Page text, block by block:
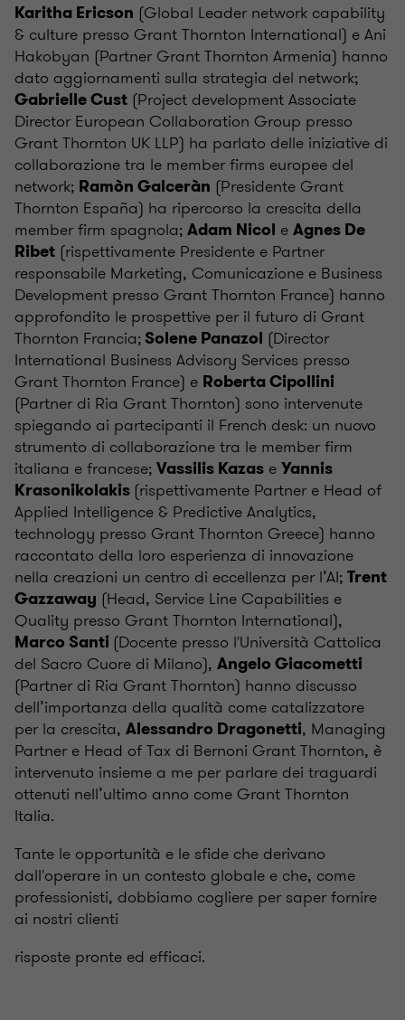
Karitha Ericson (Global Leader network capability
& culture presso Grant Thornton International) e Ani
Hakobyan (Partner Grant Thornton Armenia) hanno
dato aggiornamenti sulla strategia del network;
Gabrielle Cust (Project development Associate
Director European Collaboration Group presso
Grant Thornton UK LLP) ha parlato delle iniziative di
collaborazione tra le member firms europee del
network; Ramòn Galceràn (Presidente Grant
Thornton España) ha ripercorso la crescita della
member firm spagnola; Adam Nicol e Agnes De
Ribet (rispettivamente Presidente e Partner
responsabile Marketing, Comunicazione e Business
Development presso Grant Thornton France) hanno
approfondito le prospettive per il futuro di Grant
Thornton Francia; Solene Panazol (Director
International Business Advisory Services presso
Grant Thornton France) e Roberta Cipollini
(Partner di Ria Grant Thornton) sono intervenute
spiegando ai partecipanti il French desk: un nuovo
strumento di collaborazione tra le member firm
italiana e francese; Vassilis Kazas e Yannis
Krasonikolakis (rispettivamente Partner e Head of
Applied Intelligence & Predictive Analytics,
technology presso Grant Thornton Greece) hanno
raccontato della loro esperienza di innovazione
nella creazioni un centro di eccellenza per l’AI; Trent
Gazzaway (Head, Service Line Capabilities e
Quality presso Grant Thornton International),
Marco Santi (Docente presso l'Università Cattolica
del Sacro Cuore di Milano), Angelo Giacometti
(Partner di Ria Grant Thornton) hanno discusso
dell’importanza della qualità come catalizzatore
per la crescita, Alessandro Dragonetti, Managing
Partner e Head of Tax di Bernoni Grant Thornton, è
intervenuto insieme a me per parlare dei traguardi
ottenuti nell’ultimo anno come Grant Thornton
Italia.
Tante le opportunità e le sfide che derivano
dall'operare in un contesto globale e che, come
professionisti, dobbiamo cogliere per saper fornire
ai nostri clienti
risposte pronte ed efficaci.